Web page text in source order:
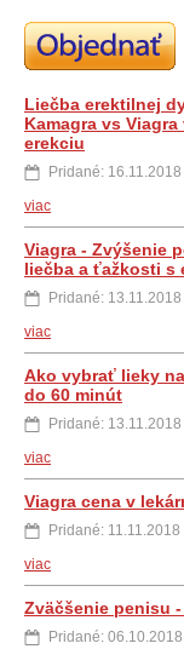
Liečba erektilnej
Kamagra vs
erekciu
Pridané: 16.11.2018
viac
Viagra - Zvýšenie
liečba a ťažkosti s
Pridané: 13.11.2018
viac
Ako vybrať lieky
do 60 minút
Pridané: 13.11.2018
viac
Viagra cena v
Pridané: 11.11.2018
viac
Zväčšenie penisu
Pridané: 06.10.2018